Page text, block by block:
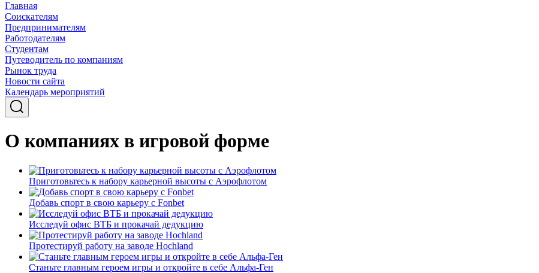
Главная
Соискателям
Предпринимателям
Работодателям
Студентам
Путеводитель по компаниям
Рынок труда
Новости сайта
Календарь мероприятий
О компаниях в игровой форме
Приготовьтесь к набору карьерной высоты с Аэрофлотом
Добавь спорт в свою карьеру с Fonbet
Исследуй офис ВТБ и прокачай дедукцию
Протестируй работу на заводе Hochland
Станьте главным героем игры и откройте в себе Альфа-Ген